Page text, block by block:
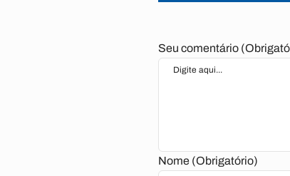
Seu comentário
Nome (Obrigatório)